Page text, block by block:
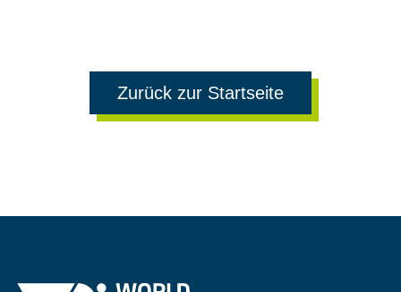
Zurück zur Startseite